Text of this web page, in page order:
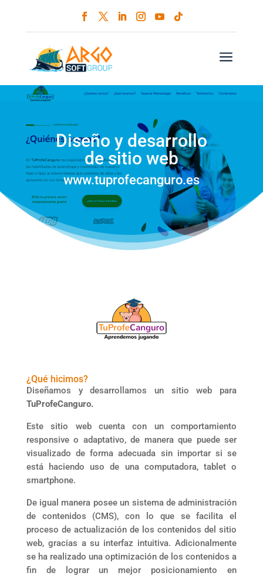
a
Diseño y desarrollo
de sitio web
www.tuprofecanguro.es
¿Qué hicimos?
Diseñamos y desarrollamos un sitio web para
TuProfeCanguro.
Este sitio web cuenta con un comportamiento
responsive o adaptativo, de manera que puede ser
visualizado de forma adecuada sin importar si se
está haciendo uso de una computadora, tablet o
smartphone.
De igual manera posee un sistema de administración
de contenidos (CMS), con lo que se facilita el
proceso de actualización de los contenidos del sitio
web, gracias a su interfaz intuitiva. Adicionalmente
se ha realizado una optimización de los contenidos a
fin de lograr un mejor posicionamiento en